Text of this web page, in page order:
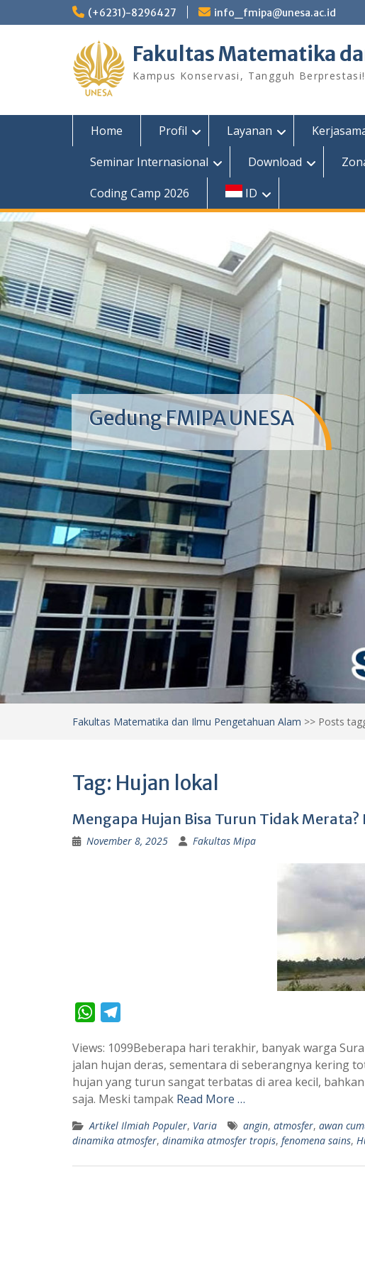
to
(+6231)-8296427 info_fmipa@unesa.ac.id
Fakultas Matematika
Kampus Konservasi, Tangguh
Home Profil Layanan
Seminar Internasional
Download
Coding Camp 2026
ID
Gedung FMIPA UNESA
Fakultas Matematika dan Ilmu Pengetahuan Alam >> Posts
Tag: Hujan lokal
Mengapa Hujan Bisa Turun Tidak Merata?
November 8, 2025 Fakultas Mipa
W
a
t
s
p
l
e
g
a
Views: 1099Beberapa hari terakhir, banyak warga
jalan hujan deras, sementara di seberangnya kering
hujan yang turun sangat terbatas di area kecil,
saja. Meski tampak Read More …
Artikel Ilmiah Populer, Varia angin, atmosfer, awan
dinamika atmosfer, dinamika atmosfer tropis, fenomena sains,